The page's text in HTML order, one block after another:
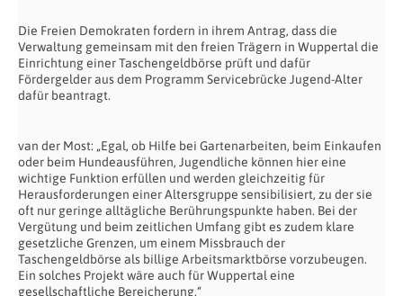
Die Freien Demokraten fordern in ihrem Antrag, dass die
Verwaltung gemeinsam mit den freien Trägern in Wuppertal die
Einrichtung einer Taschengeldbörse prüft und dafür
Fördergelder aus dem Programm Servicebrücke Jugend-Alter
dafür beantragt.
van der Most: „Egal, ob Hilfe bei Gartenarbeiten, beim Einkaufen
oder beim Hundeausführen, Jugendliche können hier eine
wichtige Funktion erfüllen und werden gleichzeitig für
Herausforderungen einer Altersgruppe sensibilisiert, zu der sie
oft nur geringe alltägliche Berührungspunkte haben. Bei der
Vergütung und beim zeitlichen Umfang gibt es zudem klare
gesetzliche Grenzen, um einem Missbrauch der
Taschengeldbörse als billige Arbeitsmarktbörse vorzubeugen.
Ein solches Projekt wäre auch für Wuppertal eine
gesellschaftliche Bereicherung.“